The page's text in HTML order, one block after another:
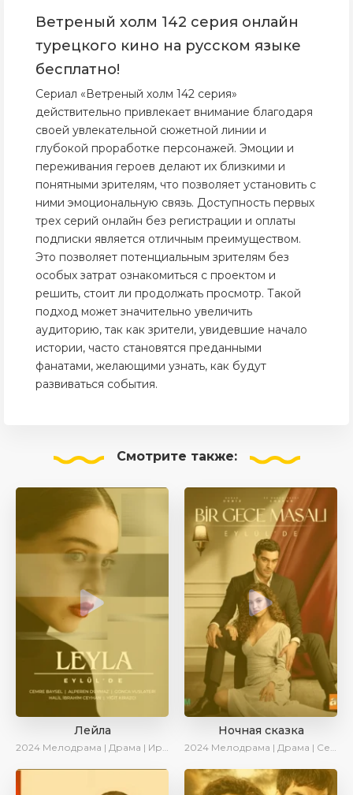
Ветреный холм 142 серия онлайн
турецкого кино на русском языке
бесплатно!
Сериал «Ветреный холм 142 серия»
действительно привлекает внимание благодаря
своей увлекательной сюжетной линии и
глубокой проработке персонажей. Эмоции и
переживания героев делают их близкими и
понятными зрителям, что позволяет установить с
ними эмоциональную связь. Доступность первых
трех серий онлайн без регистрации и оплаты
подписки является отличным преимуществом.
Это позволяет потенциальным зрителям без
особых затрат ознакомиться с проектом и
решить, стоит ли продолжать просмотр. Такой
подход может значительно увеличить
аудиторию, так как зрители, увидевшие начало
истории, часто становятся преданными
фанатами, желающими узнать, как будут
развиваться события.
Смотрите также:
Лейла
2024 Мелодрама | Драма | Ирина Котова | AveTurk | AlisaDirilis | Сериалы 2024
Ночная сказка
2024 Мелодрама | Драма | Сериалы 2024